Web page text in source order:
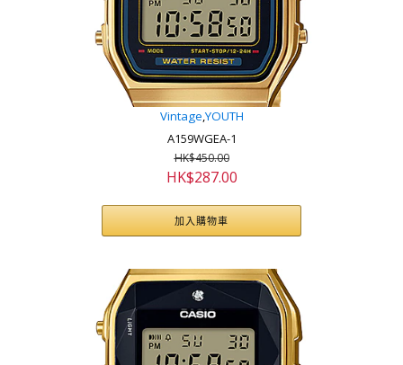
Vintage YOUTH
A159WGEA-1
HK$450.00
原
價
格：
HK$450.00。
HK$287.00目
價
格：
HK$287.00。
加入購物車